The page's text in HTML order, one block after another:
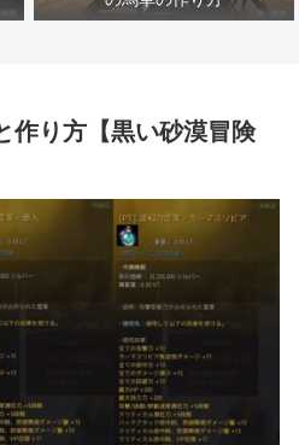
作り方【黒い砂漠冒険